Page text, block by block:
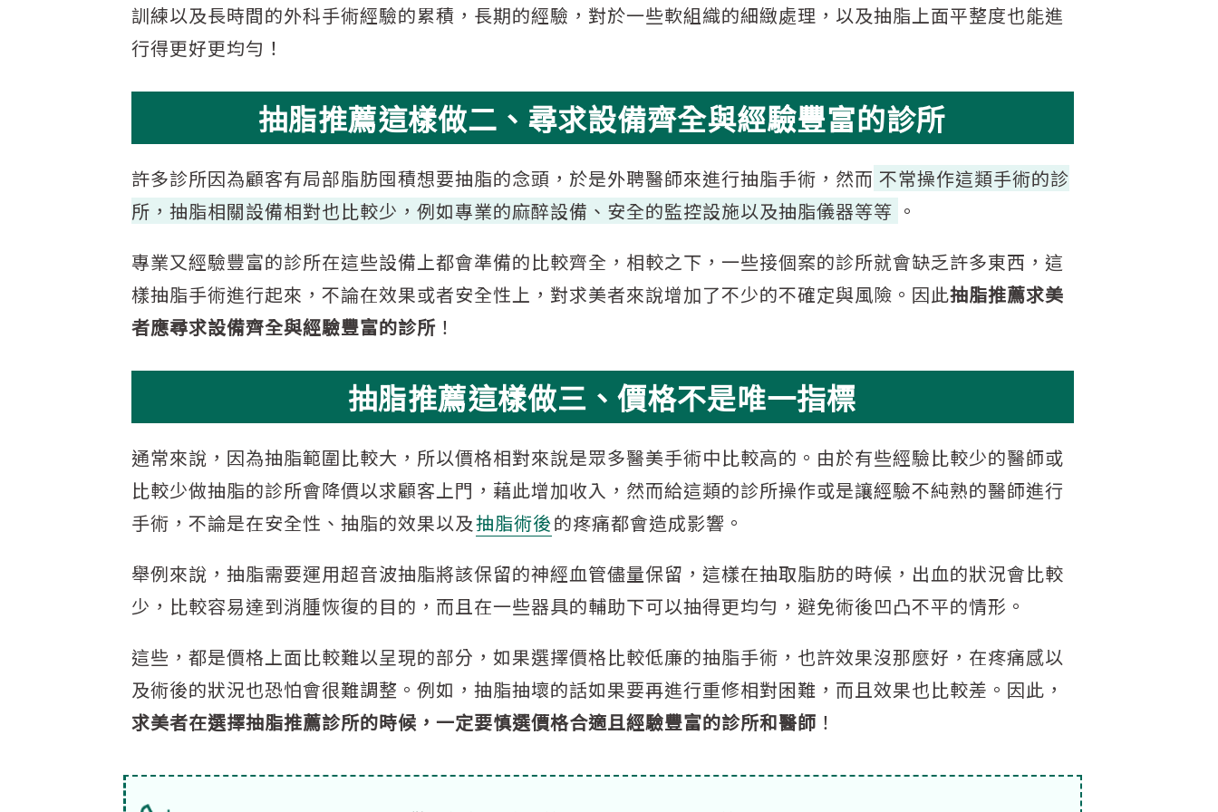
訓練以及長時間的外科手術經驗的累積，長期的經驗，對於一些軟組織的細緻處理，以及抽脂上面平整度也能進
行得更好更均勻！
抽脂推薦這樣做二、尋求設備齊全與經驗豐富的診所
許多診所因為顧客有局部脂肪囤積想要抽脂的念頭，於是外聘醫師來進行抽脂手術，然而 不常操作這類手術的診
所，抽脂相關設備相對也比較少，例如專業的麻醉設備、安全的監控設施以及抽脂儀器等等 。
專業又經驗豐富的診所在這些設備上都會準備的比較齊全，相較之下，一些接個案的診所就會缺乏許多東西，這
樣抽脂手術進行起來，不論在效果或者安全性上，對求美者來說增加了不少的不確定與風險。因此抽脂推薦求美
者應尋求設備齊全與經驗豐富的診所！
抽脂推薦這樣做三、價格不是唯一指標
通常來說，因為抽脂範圍比較大，所以價格相對來說是眾多醫美手術中比較高的。由於有些經驗比較少的醫師或
比較少做抽脂的診所會降價以求顧客上門，藉此增加收入，然而給這類的診所操作或是讓經驗不純熟的醫師進行
手術，不論是在安全性、抽脂的效果以及抽脂術後的疼痛都會造成影響。
舉例來說，抽脂需要運用超音波抽脂將該保留的神經血管儘量保留，這樣在抽取脂肪的時候，出血的狀況會比較
少，比較容易達到消腫恢復的目的，而且在一些器具的輔助下可以抽得更均勻，避免術後凹凸不平的情形。
這些，都是價格上面比較難以呈現的部分，如果選擇價格比較低廉的抽脂手術，也許效果沒那麼好，在疼痛感以
及術後的狀況也恐怕會很難調整。例如，抽脂抽壞的話如果要再進行重修相對困難，而且效果也比較差。因此，
求美者在選擇抽脂推薦診所的時候，一定要慎選價格合適且經驗豐富的診所和醫師 ！